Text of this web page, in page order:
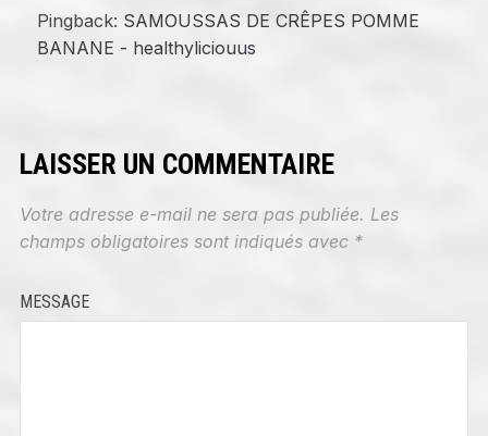
Pingback: SAMOUSSAS DE CRÊPES POMME
BANANE - healthyliciouus
LAISSER UN COMMENTAIRE
Votre adresse e-mail ne sera pas publiée. Les
champs obligatoires sont indiqués avec *
MESSAGE